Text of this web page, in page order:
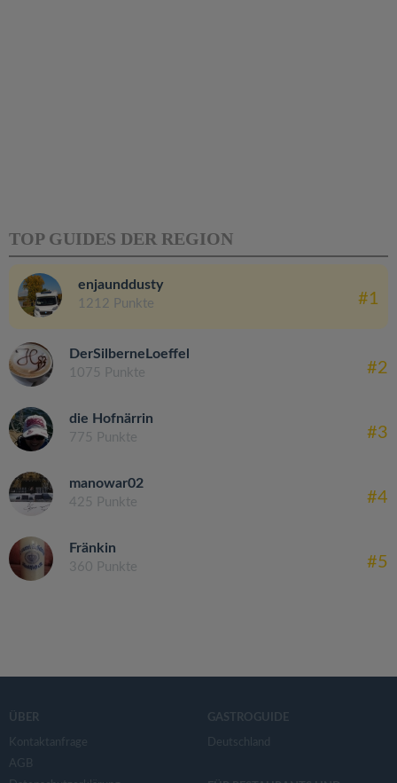
TOP GUIDES DER REGION
enjaunddusty
1212 Punkte #1
DerSilberneLoeffel
1075 Punkte #2
die Hofnärrin
775 Punkte #3
manowar02
425 Punkte #4
Fränkin
360 Punkte #5
ÜBER
Kontaktanfrage
AGB
GASTROGUIDE
Deutschland